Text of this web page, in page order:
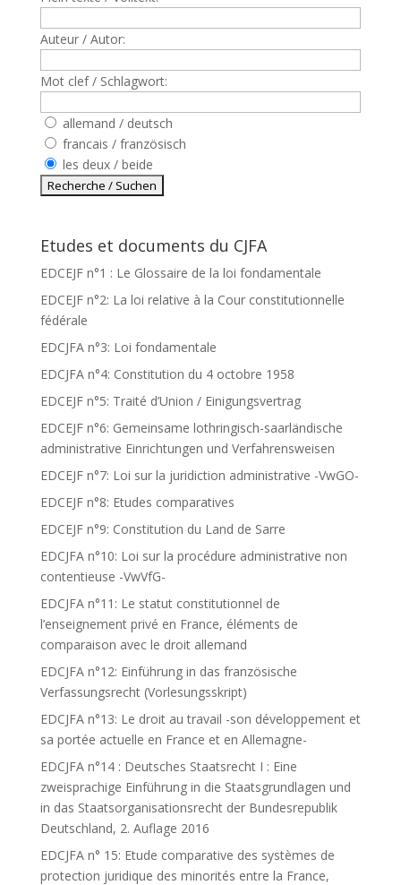
Auteur / Autor:
Mot clef / Schlagwort:
allemand / deutsch
francais / französisch
les deux / beide
Etudes et documents du CJFA
EDCEJF n°1 : Le Glossaire de la loi fondamentale
EDCEJF n°2: La loi relative à la Cour constitutionnelle
fédérale
EDCJFA n°3: Loi fondamentale
EDCJFA n°4: Constitution du 4 octobre 1958
EDCEJF n°5: Traité d’Union / Einigungsvertrag
EDCEJF n°6: Gemeinsame lothringisch-saarländische
administrative Einrichtungen und Verfahrensweisen
EDCEJF n°7: Loi sur la juridiction administrative -VwGO-
EDCEJF n°8: Etudes comparatives
EDCEJF n°9: Constitution du Land de Sarre
EDCJFA n°10: Loi sur la procédure administrative non
contentieuse -VwVfG-
EDCJFA n°11: Le statut constitutionnel de
l’enseignement privé en France, éléments de
comparaison avec le droit allemand
EDCJFA n°12: Einführung in das französische
Verfassungsrecht (Vorlesungsskript)
EDCJFA n°13: Le droit au travail -son développement et
sa portée actuelle en France et en Allemagne-
EDCJFA n°14 : Deutsches Staatsrecht I : Eine
zweisprachige Einführung in die Staatsgrundlagen und
in das Staatsorganisationsrecht der Bundesrepublik
Deutschland, 2. Auflage 2016
EDCJFA n° 15: Etude comparative des systèmes de
protection juridique des minorités entre la France,